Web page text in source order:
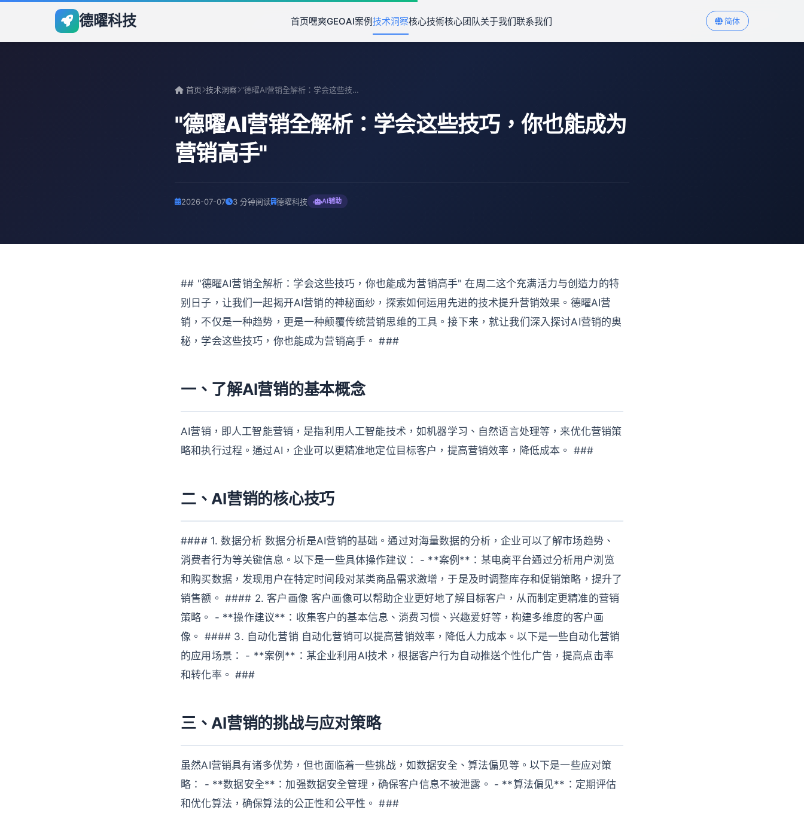
德曜科技 首页嘿爽GEOAI案例技术洞察核心技術核心团队关于我们联系我们 简体
首页 技术洞察 "德曜AI营销全解析：学会这些技巧，你也能成为营销高手"
"德曜AI营销全解析：学会这些技巧，你也能成为
营销高手"
2026-07-07 3 分钟阅读 德曜科技 AI辅助
## "德曜AI营销全解析：学会这些技巧，你也能成为营销高手" 在周二这个充满活力与创造力的特
别日子，让我们一起揭开AI营销的神秘面纱，探索如何运用先进的技术提升营销效果。德曜AI营
销，不仅是一种趋势，更是一种颠覆传统营销思维的工具。接下来，就让我们深入探讨AI营销的奥
秘，学会这些技巧，你也能成为营销高手。 ###
一、了解AI营销的基本概念
AI营销，即人工智能营销，是指利用人工智能技术，如机器学习、自然语言处理等，来优化营销策
略和执行过程。通过AI，企业可以更精准地定位目标客户，提高营销效率，降低成本。 ###
二、AI营销的核心技巧
#### 1. 数据分析 数据分析是AI营销的基础。通过对海量数据的分析，企业可以了解市场趋势、
消费者行为等关键信息。以下是一些具体操作建议： - **案例**：某电商平台通过分析用户浏览
和购买数据，发现用户在特定时间段对某类商品需求激增，于是及时调整库存和促销策略，提升了
销售额。 #### 2. 客户画像 客户画像可以帮助企业更好地了解目标客户，从而制定更精准的营销
策略。 - **操作建议**：收集客户的基本信息、消费习惯、兴趣爱好等，构建多维度的客户画
像。 #### 3. 自动化营销 自动化营销可以提高营销效率，降低人力成本。以下是一些自动化营销
的应用场景： - **案例**：某企业利用AI技术，根据客户行为自动推送个性化广告，提高点击率
和转化率。 ###
三、AI营销的挑战与应对策略
虽然AI营销具有诸多优势，但也面临着一些挑战，如数据安全、算法偏见等。以下是一些应对策
略： - **数据安全**：加强数据安全管理，确保客户信息不被泄露。 - **算法偏见**：定期评估
和优化算法，确保算法的公正性和公平性。 ###